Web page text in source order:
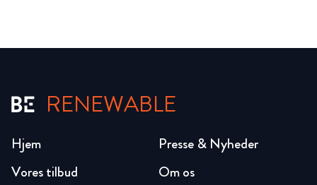
RENEWABLE
Hjem
Vores tilbud
Presse & Nyheder
Om os